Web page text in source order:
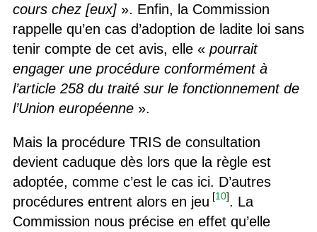
cours chez [eux]». Enfin, la Commission
rappelle qu’en cas d’adoption de ladite loi sans
tenir compte de cet avis, elle « pourrait
engager une procédure conformément à
l’article 258 du traité sur le fonctionnement de
l’Union européenne».
Mais la procédure TRIS de consultation
devient caduque dès lors que la règle est
adoptée, comme c’est le cas ici. D’autres
procédures entrent alors en jeu [10]. La
Commission nous précise en effet qu’elle